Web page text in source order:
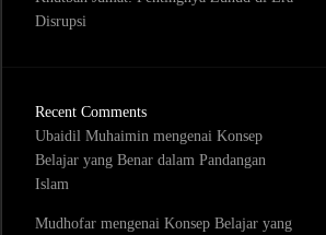
Disrupsi
Recent Comments
Ubaidil Muhaimin mengenai Konsep
Belajar yang Benar dalam Pandangan
Islam
Mudhofar mengenai Konsep Belajar yang